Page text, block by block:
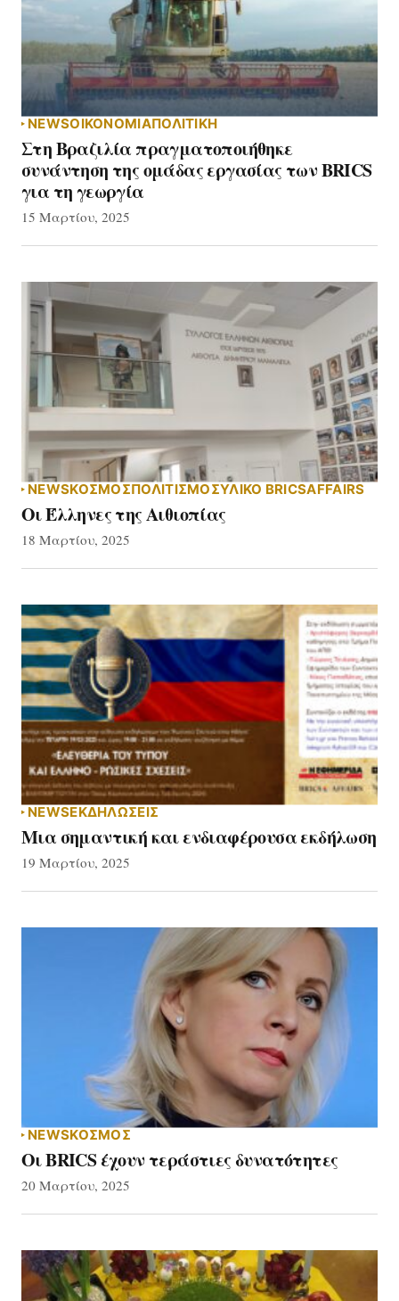
NEWSΟΙΚΟΝΟΜΙΑΠΟΛΙΤΙΚΗ
Στη Βραζιλία πραγματοποιήθηκε
συνάντηση της ομάδας εργασίας των BRICS
για τη γεωργία
15 Μαρτίου, 2025
NEWSΚΟΣΜΟΣΠΟΛΙΤΙΣΜΟΣΥΛΙΚΌ BRICSAFFAIRS
Οι Έλληνες της Αιθιοπίας
18 Μαρτίου, 2025
NEWSΕΚΔΗΛΏΣΕΙΣ
Μια σημαντική και ενδιαφέρουσα εκδήλωση
19 Μαρτίου, 2025
NEWSΚΟΣΜΟΣ
Οι BRICS έχουν τεράστιες δυνατότητες
20 Μαρτίου, 2025